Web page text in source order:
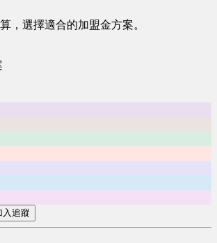
，選擇適合的加盟金方案。
入追蹤